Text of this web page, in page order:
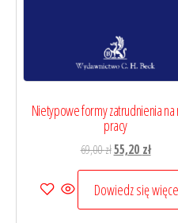
Nietypowe formy zatrudnienia na
pracy
69,00złPierwotna
cena
wynosiła:
69,00 zł.
55,20 złAktualna
cena
wynosi:
55,20
Dowiedz się